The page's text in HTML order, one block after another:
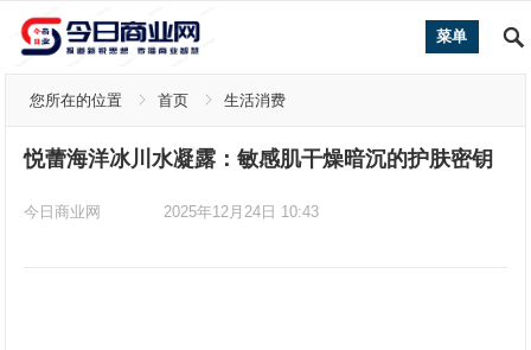
菜单
您所在的位置 首页 生活消费
悦蕾海洋冰川水凝露：敏感肌干燥暗沉的护肤密钥
今日商业网 2025年12月24日 10:43